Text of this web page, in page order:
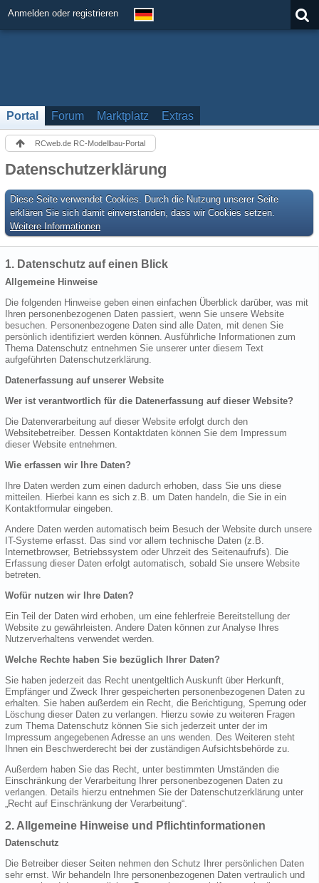
Anmelden oder registrieren
Portal Forum Marktplatz Extras
RCweb.de RC-Modellbau-Portal
Datenschutzerklärung
Diese Seite verwendet Cookies. Durch die Nutzung unserer Seite
erklären Sie sich damit einverstanden, dass wir Cookies setzen.
Weitere Informationen
1. Datenschutz auf einen Blick
Allgemeine Hinweise
Die folgenden Hinweise geben einen einfachen Überblick darüber, was mit
Ihren personenbezogenen Daten passiert, wenn Sie unsere Website
besuchen. Personenbezogene Daten sind alle Daten, mit denen Sie
persönlich identifiziert werden können. Ausführliche Informationen zum
Thema Datenschutz entnehmen Sie unserer unter diesem Text
aufgeführten Datenschutzerklärung.
Datenerfassung auf unserer Website
Wer ist verantwortlich für die Datenerfassung auf dieser Website?
Die Datenverarbeitung auf dieser Website erfolgt durch den
Websitebetreiber. Dessen Kontaktdaten können Sie dem Impressum
dieser Website entnehmen.
Wie erfassen wir Ihre Daten?
Ihre Daten werden zum einen dadurch erhoben, dass Sie uns diese
mitteilen. Hierbei kann es sich z.B. um Daten handeln, die Sie in ein
Kontaktformular eingeben.
Andere Daten werden automatisch beim Besuch der Website durch unsere
IT-Systeme erfasst. Das sind vor allem technische Daten (z.B.
Internetbrowser, Betriebssystem oder Uhrzeit des Seitenaufrufs). Die
Erfassung dieser Daten erfolgt automatisch, sobald Sie unsere Website
betreten.
Wofür nutzen wir Ihre Daten?
Ein Teil der Daten wird erhoben, um eine fehlerfreie Bereitstellung der
Website zu gewährleisten. Andere Daten können zur Analyse Ihres
Nutzerverhaltens verwendet werden.
Welche Rechte haben Sie bezüglich Ihrer Daten?
Sie haben jederzeit das Recht unentgeltlich Auskunft über Herkunft,
Empfänger und Zweck Ihrer gespeicherten personenbezogenen Daten zu
erhalten. Sie haben außerdem ein Recht, die Berichtigung, Sperrung oder
Löschung dieser Daten zu verlangen. Hierzu sowie zu weiteren Fragen
zum Thema Datenschutz können Sie sich jederzeit unter der im
Impressum angegebenen Adresse an uns wenden. Des Weiteren steht
Ihnen ein Beschwerderecht bei der zuständigen Aufsichtsbehörde zu.
Außerdem haben Sie das Recht, unter bestimmten Umständen die
Einschränkung der Verarbeitung Ihrer personenbezogenen Daten zu
verlangen. Details hierzu entnehmen Sie der Datenschutzerklärung unter
„Recht auf Einschränkung der Verarbeitung“.
2. Allgemeine Hinweise und Pflichtinformationen
Datenschutz
Die Betreiber dieser Seiten nehmen den Schutz Ihrer persönlichen Daten
sehr ernst. Wir behandeln Ihre personenbezogenen Daten vertraulich und